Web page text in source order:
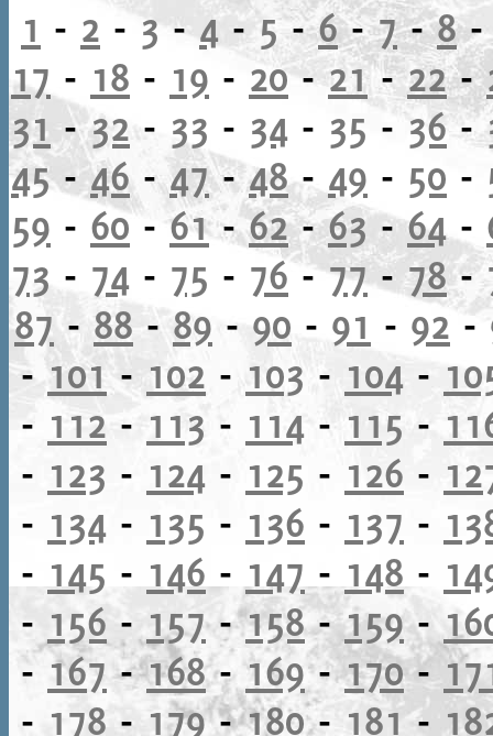
1 - 2 -3- 4 -5-6-7-8
17 - 18 - 19 - 20-21-22-
31 -32- 33 - 34 - 35 -36-
45-46-47-48- 49 - 50 -
59 - 60- 61-62-63-64-
73 - 74 - 75 - 76-77-78-
87 -88-89 - 90 - 91 - 92-
-101- 102 - 103 - 104 -
- 112 - 113 - 114 - 115 -
- 123 - 124 - 125 - 126 -
- 134 - 135 - 136 - 137 -
- 145 - 146 - 147 - 148 -
- 156 - 157-158-159-
- 167-168-169-170-
- 178 - 179-180- 181-